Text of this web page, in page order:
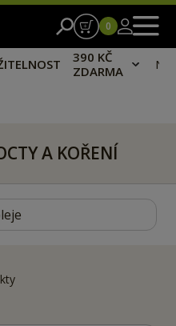
390 KČ
ZDARMA
0
A KOŘENÍ